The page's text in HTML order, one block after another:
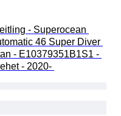
- Superocean
46 Super Diver
- E10379351B1S1 -
- 2020-